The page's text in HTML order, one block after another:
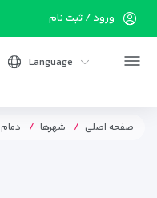
ورود / ثبت نام
Language
صفحه اصلی شهرها دمام